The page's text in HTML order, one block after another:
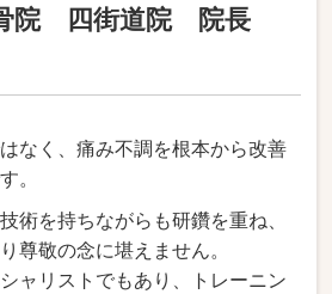
院 四街道院 院長
なく、痛み不調を根本から改善
。
術を持ちながらも研鑽を重ね、
尊敬の念に堪えません。
ャリストでもあり、トレーニン